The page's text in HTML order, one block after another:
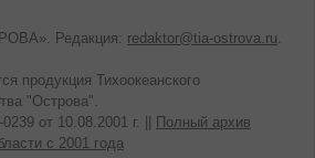
Редакция: redaktor@tia-ostrova.ru.
продукция Тихоокеанского
"Острова".
от 10.08.2001 г. ||
Полный архив
с 2001 года